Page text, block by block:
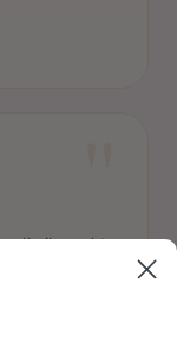
die ik zocht.